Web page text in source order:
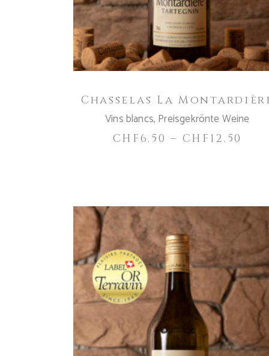
Varianten
auf.
Die
Optionen
können
der
Produktseite
gewählt
Chasselas La
Vins blancs, Preisgekrönte Weine
CHF6.50 – CHF 12.50